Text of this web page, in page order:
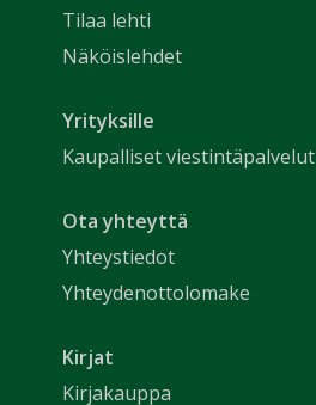
Tilaa lehti
Näköislehdet
Yrityksille
Kaupalliset viestintäpalvelut
Ota yhteyttä
Yhteystiedot
Yhteydenottolomake
Kirjat
Kirjakauppa